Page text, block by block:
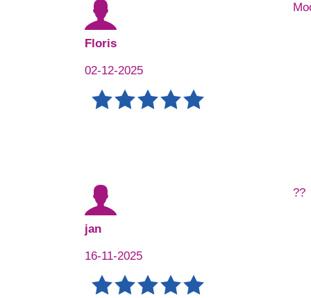
Floris
02-12-2025
jan
16-11-2025
??